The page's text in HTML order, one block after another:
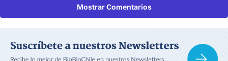
Mostrar Comentarios